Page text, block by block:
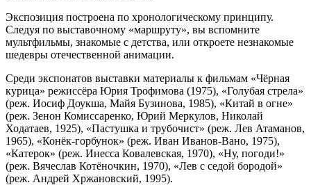
Экспозиция построена по хронологическому принципу.
Следуя по выставочному «маршруту», вы вспомните
мультфильмы, знакомые с детства, или откроете незнакомые
шедевры отечественной анимации.
Среди экспонатов выставки материалы к фильмам «Чёрная
курица» режиссёра Юрия Трофимова (1975), «Голубая стрела»
(реж. Иосиф Доукша, Майя Бузинова, 1985), «Китай в огне»
(реж. Зенон Комиссаренко, Юрий Меркулов, Николай
Ходатаев, 1925), «Пастушка и трубочист» (реж. Лев Атаманов,
1965), «Конёк-горбунок» (реж. Иван Иванов-Вано, 1975),
«Катерок» (реж. Инесса Ковалевская, 1970), «Ну, погоди!»
(реж. Вячеслав Котёночкин, 1970), «Лев с седой бородой»
(реж. Андрей Хржановский, 1995).